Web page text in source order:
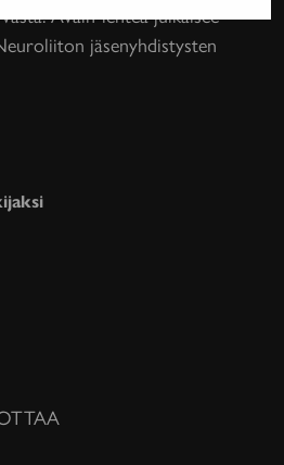
Avain-lehteä julkaisee
jäsenyhdistysten